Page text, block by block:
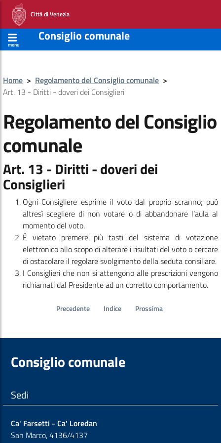
Città di Venezia
menu
Consiglio comunale
Home > Regolamento del Consiglio comunale >
Art. 13 - Diritti - doveri dei Consiglieri
Regolamento del Consiglio
comunale
Art. 13 - Diritti - doveri dei
Consiglieri
Ogni Consigliere esprime il voto dal proprio scranno; può
altresì scegliere di non votare o di abbandonare l’aula al
momento del voto.
È vietato premere più tasti del sistema di votazione
elettronico allo scopo di alterare i risultati del voto o cercare
di ostacolare il regolare svolgimento della seduta consiliare.
I Consiglieri che non si attengono alle prescrizioni vengono
richiamati dal Presidente ad un corretto comportamento.
Precedente Indice Prossima
Consiglio comunale
Sedi
Ca' Farsetti - Ca' Loredan
San Marco, 4136/4137